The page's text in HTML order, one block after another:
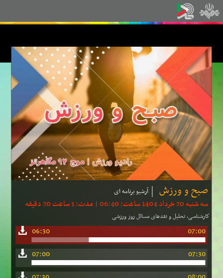
صبح و ورزش آرشیو برنامه ای
سه شنبه 20 خرداد 1404 ساعت: 06:40 | مدت: 1 ساعت 20 دقیقه
كارشناسی، تحلیل و نقد‌های مسائل روز ورزشی
06:30
07:00
07:00
07:30